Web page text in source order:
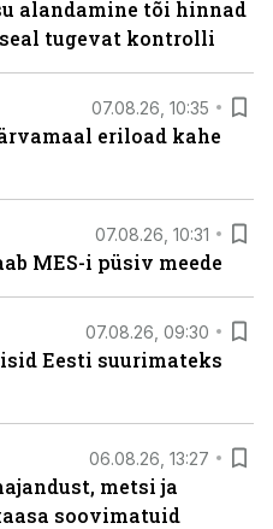
alandamine tõi hinnad
tugevat kontrolli
07.08.26, 10:35
eriload kahe
07.08.26, 10:31
MES-i püsiv meede
07.08.26, 09:30
Eesti suurimateks
06.08.26, 13:27
metsi ja
soovimatuid